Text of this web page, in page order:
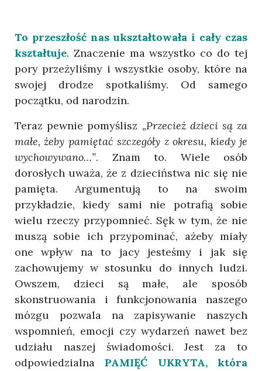
To przeszłość nas ukształtowała i cały czas
kształtuje. Znaczenie ma wszystko co do tej
pory przeżyliśmy i wszystkie osoby, które na
swojej drodze spotkaliśmy. Od samego
początku, od narodzin.
Teraz pewnie pomyślisz „Przecież dzieci są za
małe, żeby pamiętać szczegóły z okresu, kiedy je
wychowywano…”. Znam to. Wiele osób
dorosłych uważa, że z dzieciństwa nic się nie
pamięta. Argumentują to na swoim
przykładzie, kiedy sami nie potrafią sobie
wielu rzeczy przypomnieć. Sęk w tym, że nie
muszą sobie ich przypominać, ażeby miały
one wpływ na to jacy jesteśmy i jak się
zachowujemy w stosunku do innych ludzi.
Owszem, dzieci są małe, ale sposób
skonstruowania i funkcjonowania naszego
mózgu pozwala na zapisywanie naszych
wspomnień, emocji czy wydarzeń nawet bez
udziału naszej świadomości. Jest za to
odpowiedzialnaPAMIĘĆ UKRYTA, która